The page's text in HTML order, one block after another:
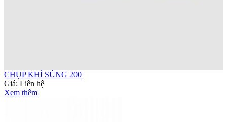
CHỤP KHÍ SÚNG 200
Giá: Liên hệ
Xem thêm